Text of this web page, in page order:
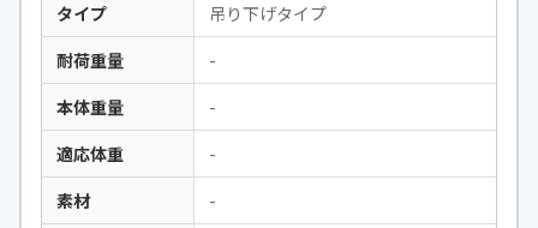
タイプ
吊り下げタイプ
耐荷重量
-
本体重量
-
適応体重
-
素材
-